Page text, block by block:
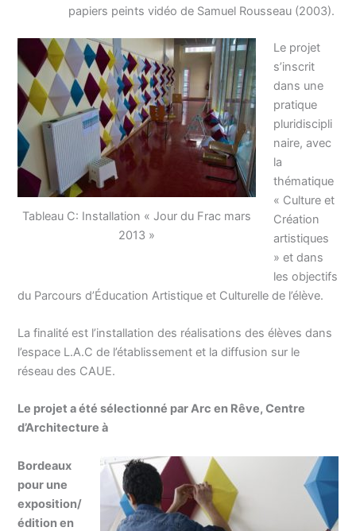
papiers peints vidéo de Samuel Rousseau (2003).
Tableau C: Installation « Jour du Frac mars
2013 »
Le projet
s’inscrit
dans une
pratique
pluridiscipli
naire, avec
la
thématique
« Culture et
Création
artistiques
» et dans
les objectifs
du Parcours d’Éducation Artistique et Culturelle de l’élève.
La finalité est l’installation des réalisations des élèves dans
l’espace L.A.C de l’établissement et la diffusion sur le
réseau des CAUE.
Le projet a été sélectionné par Arc en Rêve, Centre
d’Architecture à
Bordeaux
pour une
exposition/
édition en